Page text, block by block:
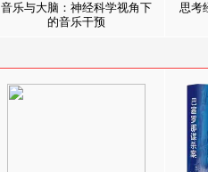
音乐与大脑：神经科学视角下
的音乐干预
思考